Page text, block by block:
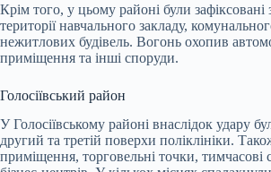
Крім того, у цьому районі були зафіксовані
території навчального закладу,
нежитлових будівель. Вогонь охопив
приміщення та інші споруди.
Голосіївський район
У Голосіївському районі внаслідок удару
другий та третій поверхи поліклініки.
приміщення, торговельні точки, тимчасові